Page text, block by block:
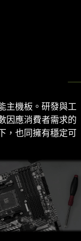
主機板。研發與工
因應消費者需求的
，也同擁有穩定可